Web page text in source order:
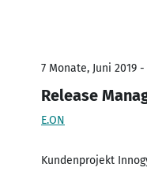
7 Monate, Juni 2019 -
Release
E.ON
Kundenprojekt